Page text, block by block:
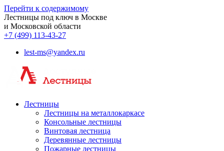
Перейти к содержимому
Лестницы под ключ в Москве
и Московской области
+7 (499) 113-43-27
lest-ms@yandex.ru
Лестницы
Лестницы на металлокаркасе
Консольные лестницы
Винтовая лестница
Деревянные лестницы
Пожарные лестницы